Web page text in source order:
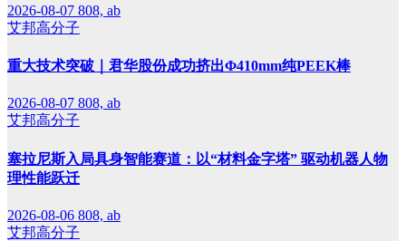
2026-08-07 808, ab
艾邦高分子
重大技术突破｜君华股份成功挤出Φ410mm纯PEEK棒
2026-08-07 808, ab
艾邦高分子
塞拉尼斯入局具身智能赛道：以“材料金字塔” 驱动机器人物
理性能跃迁
2026-08-06 808, ab
艾邦高分子